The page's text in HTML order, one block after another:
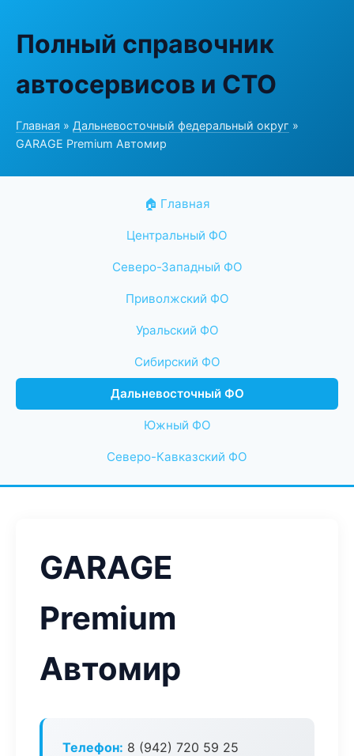
Полный справочник
автосервисов и СТО
Главная » Дальневосточный федеральный округ »
GARAGE Premium Автомир
🏠 Главная
Центральный ФО
Северо-Западный ФО
Приволжский ФО
Уральский ФО
Сибирский ФО
Дальневосточный ФО
Южный ФО
Северо-Кавказский ФО
GARAGE
Premium
Автомир
Телефон: 8 (942) 720 59 25